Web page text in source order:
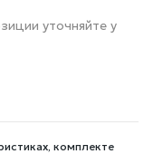
уточняйте у
комплекте